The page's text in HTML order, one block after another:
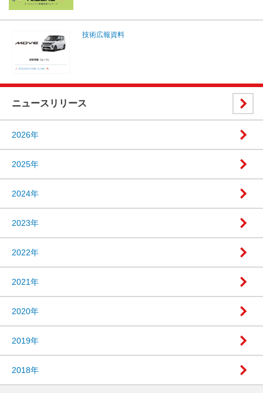
技術広報資料
ニュースリリース
2026年
2025年
2024年
2023年
2022年
2021年
2020年
2019年
2018年